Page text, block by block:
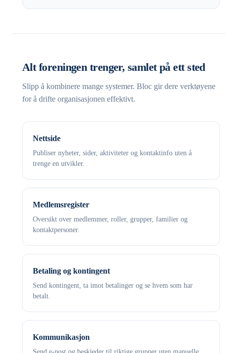
Alt foreningen trenger, samlet på ett sted
Slipp å kombinere mange systemer. Bloc gir dere verktøyene
for å drifte organisasjonen effektivt.
Nettside
Publiser nyheter, sider, aktiviteter og kontaktinfo uten å
trenge en utvikler.
Medlemsregister
Oversikt over medlemmer, roller, grupper, familier og
kontaktpersoner.
Betaling og kontingent
Send kontingent, ta imot betalinger og se hvem som har
betalt.
Kommunikasjon